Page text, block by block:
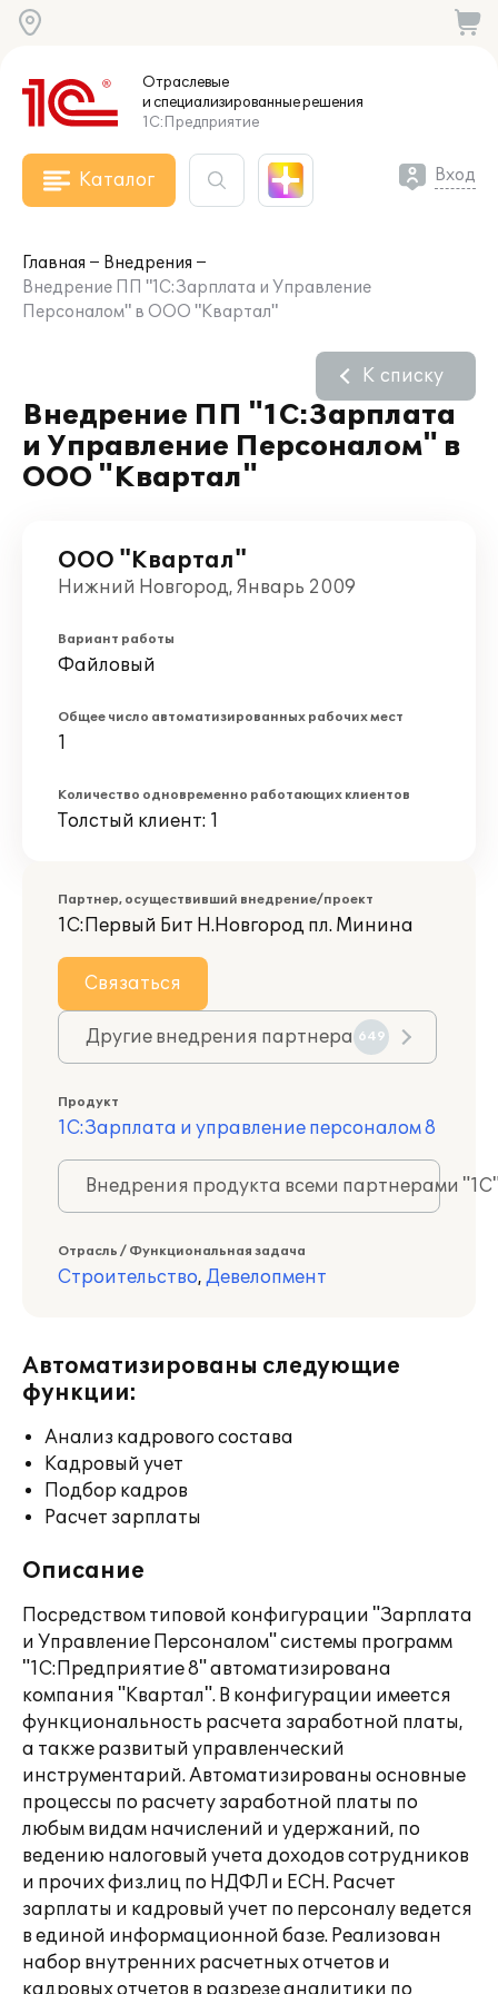
Отраслевые
и специализированныерешения
1С:Предприятие
Каталог Вход
Главная
Внедрения
Внедрение ПП "1С:Зарплата и Управление
Персоналом" в ООО "Квартал"
Внедрение ПП "1С:Зарплата
и Управление Персоналом" в
ООО "Квартал"
К списку
ООО "Квартал"
Нижний Новгород, Январь 2009
Вариант работы
Файловый
Общее число автоматизированных рабочих мест
1
Количество одновременно работающих клиентов
Толстый клиент: 1
Партнер, осуществивший внедрение/проект
1С:Первый Бит Н.Новгород пл. Минина
Связаться
Другие внедрения партнера 649
Продукт
1С:Зарплата и управление персоналом 8
Внедрения продукта всеми партнерами
Отрасль / Функциональная задача
Строительство, Девелопмент
Автоматизированы следующие
функции:
Анализ кадрового состава
Кадровый учет
Подбор кадров
Расчет зарплаты
Описание
Посредством типовой конфигурации "Зарплата
и Управление Персоналом" системы программ
"1С:Предприятие 8" автоматизирована
компания "Квартал". В конфигурации имеется
функциональность расчета заработной платы,
а также развитый управленческий
инструментарий. Автоматизированы основные
процессы по расчету заработной платы по
любым видам начислений и удержаний, по
ведению налоговый учета доходов сотрудников
и прочих физ.лиц по НДФЛ и ЕСН. Расчет
зарплаты и кадровый учет по персоналу ведется
в единой информационной базе. Реализован
набор внутренних расчетных отчетов и
кадровых отчетов в разрезе аналитики по